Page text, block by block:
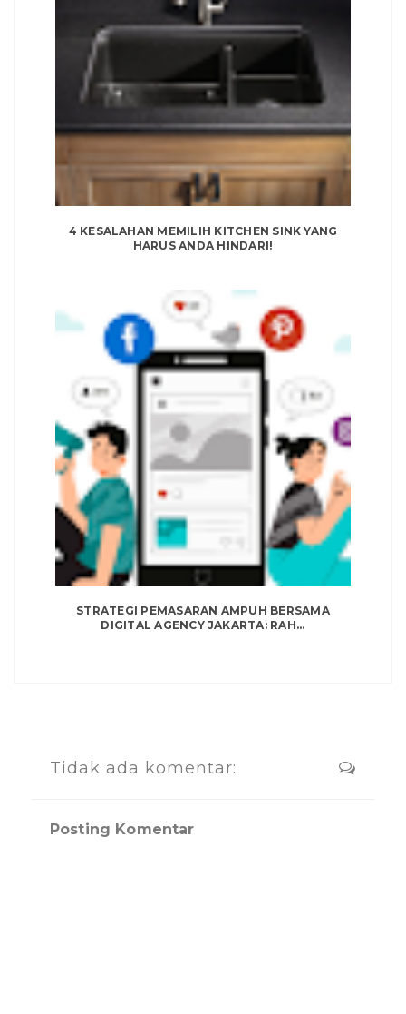
4 KESALAHAN MEMILIH KITCHEN SINK YANG
HARUS ANDA HINDARI!
STRATEGI PEMASARAN AMPUH BERSAMA
DIGITAL AGENCY JAKARTA: RAH...
Tidak ada komentar:
Posting Komentar